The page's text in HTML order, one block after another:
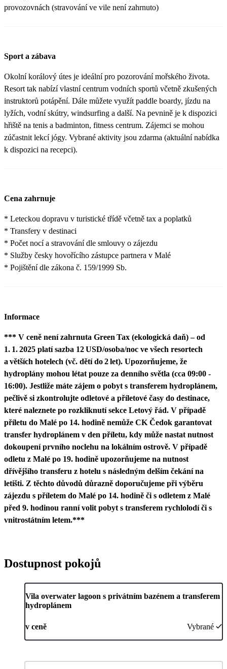
provozovnách (stravování ve vile není zahrnuto)
Sport a zábava
Okolní korálový útes je ideální pro pozorování mořského života.
Resort tak nabízí vlastní centrum vodních sportů včetně zkušených
instruktorů potápění. Dále můžete využít paddle boardy, jízdu na
lyžích, vodní skútry, windsurfing a další. Na pevnině je k dispozici
hřiště na tenis a badminton, fitness centrum. Zájemci se mohou
zúčastnit lekcí jógy. Vybrané aktivity jsou zdarma (aktuální nabídka
k dispozici na recepci).
Cena zahrnuje
* Leteckou dopravu v turistické třídě včetně tax a poplatků
* Transfery v destinaci
* Počet nocí a stravování dle smlouvy o zájezdu
* Služby česky hovořícího zástupce partnera v Malé
* Pojištění dle zákona č. 159/1999 Sb.
Informace
*** V ceně není zahrnuta Green Tax (ekologická daň) – od
1. 1. 2025 platí sazba 12 USD/osoba/noc ve všech resortech
a větších hotelech (vč. dětí do 2 let). Upozorňujeme, že
hydroplány mohou létat pouze za denního světla (cca 09:00 -
16:00). Jestliže máte zájem o pobyt s transferem hydroplánem,
pečlivě si zkontrolujte odletové a příletové časy do destinace,
které naleznete po rozkliknutí sekce Letový řád. V případě
příletu do Malé po 14. hodině nemůže CK Čedok garantovat
transfer hydroplánem v den příletu, kdy může nastat nutnost
dokoupení prvního noclehu na lokálním ostrově. V případě
odletu z Malé po 19. hodině upozorňujeme na nutnost
dřívějšího transferu z hotelu s následným delším čekání na
letišti. Z těchto důvodů důrazně doporučujeme při výběru
zájezdu s příletem do Malé po 14. hodině či s odletem z Malé
před 9. hodinou ranní volit pobyt s transferem rychlolodí či s
vnitrostátním letem.***
Dostupnost pokojů
Vila overwater lagoon s privátním bazénem a transferem
hydroplánem
v ceně Vybrané